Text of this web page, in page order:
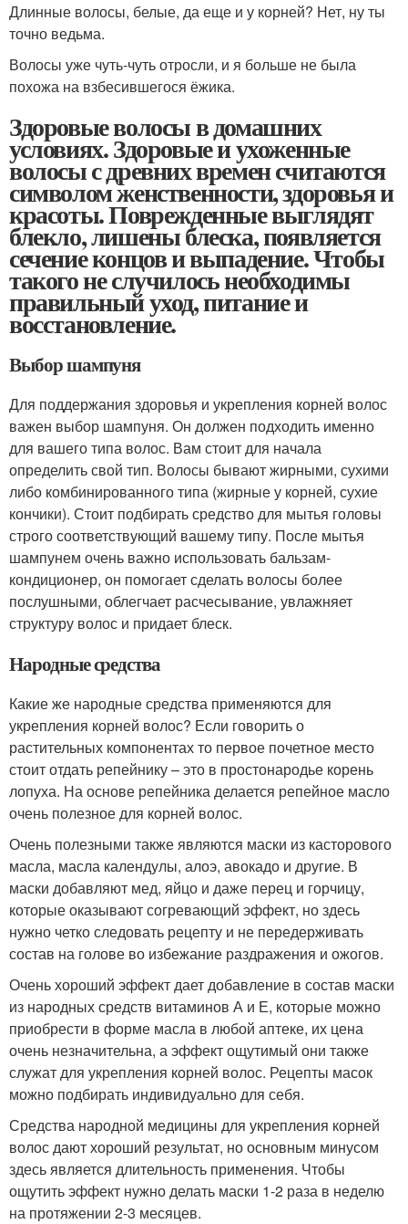
Длинные волосы, белые, да еще и у корней? Нет, ну ты
точно ведьма.
Волосы уже чуть-чуть отросли, и я больше не была
похожа на взбесившегося ёжика.
Здоровые волосы в домашних
условиях. Здоровые и ухоженные
волосы с древних времен считаются
символом женственности, здоровья и
красоты. Поврежденные выглядят
блекло, лишены блеска, появляется
сечение концов и выпадение. Чтобы
такого не случилось необходимы
правильный уход, питание и
восстановление.
Выбор шампуня
Для поддержания здоровья и укрепления корней волос
важен выбор шампуня. Он должен подходить именно
для вашего типа волос. Вам стоит для начала
определить свой тип. Волосы бывают жирными, сухими
либо комбинированного типа (жирные у корней, сухие
кончики). Стоит подбирать средство для мытья головы
строго соответствующий вашему типу. После мытья
шампунем очень важно использовать бальзам-
кондиционер, он помогает сделать волосы более
послушными, облегчает расчесывание, увлажняет
структуру волос и придает блеск.
Народные средства
Какие же народные средства применяются для
укрепления корней волос? Если говорить о
растительных компонентах то первое почетное место
стоит отдать репейнику – это в простонародье корень
лопуха. На основе репейника делается репейное масло
очень полезное для корней волос.
Очень полезными также являются маски из касторового
масла, масла календулы, алоэ, авокадо и другие. В
маски добавляют мед, яйцо и даже перец и горчицу,
которые оказывают согревающий эффект, но здесь
нужно четко следовать рецепту и не передерживать
состав на голове во избежание раздражения и ожогов.
Очень хороший эффект дает добавление в состав маски
из народных средств витаминов А и Е, которые можно
приобрести в форме масла в любой аптеке, их цена
очень незначительна, а эффект ощутимый они также
служат для укрепления корней волос. Рецепты масок
можно подбирать индивидуально для себя.
Средства народной медицины для укрепления корней
волос дают хороший результат, но основным минусом
здесь является длительность применения. Чтобы
ощутить эффект нужно делать маски 1-2 раза в неделю
на протяжении 2-3 месяцев.